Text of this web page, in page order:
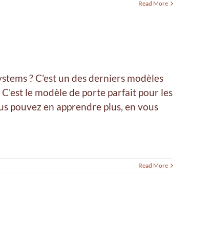
Read More
? C'est un des derniers modèles
le modèle de porte parfait pour les
pouvez en apprendre plus, en vous
Read More